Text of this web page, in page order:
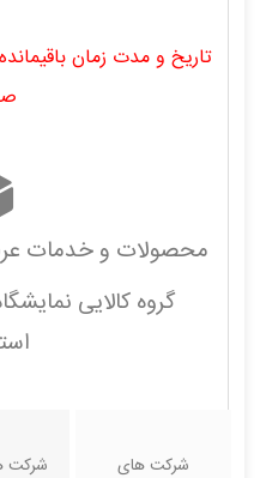
تاریخ و مدت زمان
محصولات و خدمات
گروه کالایی
شرکت های
شرکت